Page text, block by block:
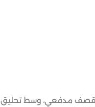
مدفعي، وسط تحليق